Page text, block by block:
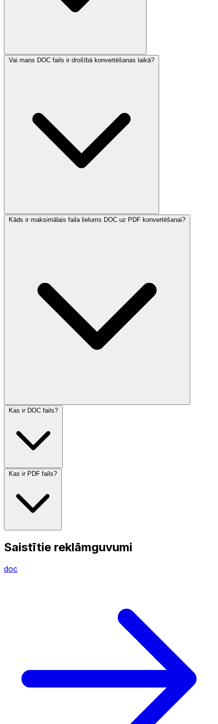
Vai mans DOC fails ir drošībā konvertēšanas laikā?
Kāds ir maksimālais faila lielums DOC uz PDF konvertēšanai?
Kas ir DOC fails?
Kas ir PDF fails?
Saistītie reklāmguvumi
doc